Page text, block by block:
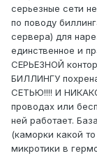
серьезные сети
по поводу
сервера) для
единственное и
СЕРЬЕЗНОЙ
БИЛЛИНГУ
СЕТЬЮ!!!! И
проводах или
ней работает.
(каморки какой
микротики в